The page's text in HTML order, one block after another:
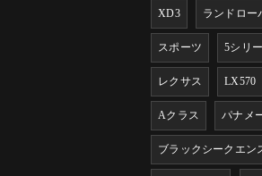
XD3 ランドロー
スポーツ 5シリ
レクサス LX570
Aクラス パナメ
ブラックシークエン